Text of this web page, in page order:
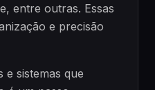
entre outras. Essas
e precisão
e sistemas que